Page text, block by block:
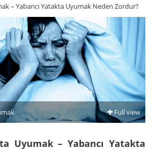
– Yabancı Yatakta Uyumak Neden Zordur?
Full view
Uyumak – Yabancı Yatakta